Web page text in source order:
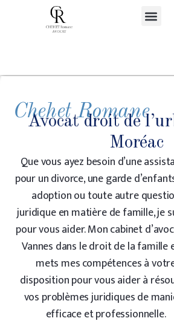
Chehet Romane
Avocat droit de
Moréac
Que vous ayez besoin d’une
pour un divorce, une garde
adoption ou toute autre
juridique en matière de famille, je
pour vous aider. Mon cabinet
Vannes dans le droit de la famille
mets mes compétences à
disposition pour vous aider à
vos problèmes juridiques de
efficace et professionnelle.